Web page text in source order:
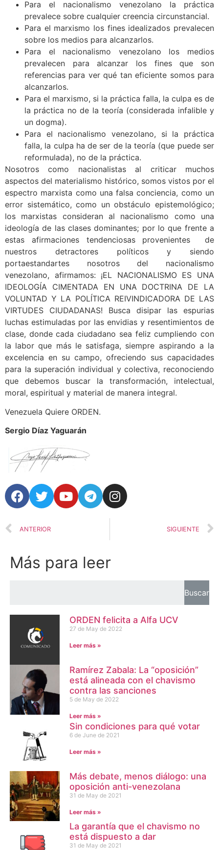
Para el nacionalismo venezolano la práctica
prevalece sobre cualquier creencia circunstancial.
Para el marxismo los fines idealizados prevalecen
sobre los medios para alcanzarlos.
Para el nacionalismo venezolano los medios
prevalecen para alcanzar los fines que son
referencias para ver qué tan eficiente somos para
alcanzarlos.
Para el marxismo, si la práctica falla, la culpa es de
la práctica no de la teoría (considerada infalible y
un dogma).
Para el nacionalismo venezolano, si la práctica
falla, la culpa ha de ser de la teoría (que puede ser
reformulada), no de la práctica.
Nosotros como nacionalistas al criticar muchos
aspectos del materialismo histórico, somos vistos por el
espectro marxista como una falsa conciencia, como un
error sistemático, como un obstáculo epistemológico;
los marxistas consideran al nacionalismo como una
ideología de las clases dominantes; por lo que frente a
estas afirmaciones tendenciosas provenientes de
nuestros detractores políticos y siendo
portaestandartes nosotros del nacionalismo
venezolano, afirmamos: ¡EL NACIONALISMO ES UNA
IDEOLOGÍA CIMENTADA EN UNA DOCTRINA DE LA
VOLUNTAD Y LA POLÍTICA REIVINDICADORA DE LAS
VIRTUDES CIUDADANAS! Busca disipar las espurias
luchas estimuladas por las envidias y resentimientos de
clase, donde cada ciudadano sea feliz cumpliendo con
la labor que más le satisfaga, siempre aspirando a la
excelencia en su campo, ofreciendo sus capacidades
para la superación individual y colectiva, reconociendo
que debemos buscar la transformación, intelectual,
moral, espiritual y material de manera integral.
Venezuela Quiere ORDEN.
Sergio Díaz Yaguarán
ANTERIOR SIGUIENTE
Más para leer
Buscar
ORDEN felicita a Alfa UCV
27 de May de 2022
Leer más »
Ramírez Zabala: La “oposición”
está alineada con el chavismo
contra las sanciones
5 de May de 2022
Leer más »
Sin condiciones para qué votar
6 de June de 2021
Leer más »
Más debate, menos diálogo: una
oposición anti-venezolana
31 de May de 2021
Leer más »
La garantía que el chavismo no
está dispuesto a dar
31 de May de 2021